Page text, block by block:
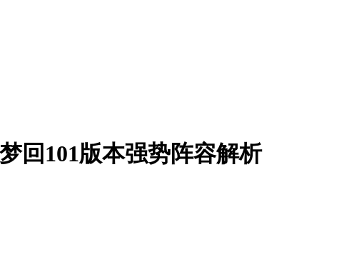
回101版本强势阵容解析